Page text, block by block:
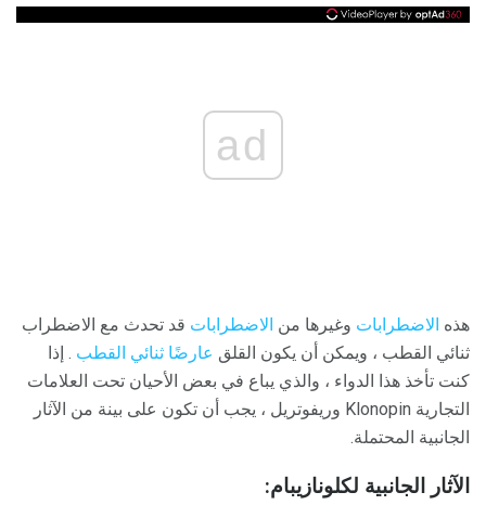
ad
هذه الاضطرابات وغيرها من الاضطرابات قد تحدث مع الاضطراب
ثنائي القطب ، ويمكن أن يكون القلق عارضًا ثنائي القطب . إذا
كنت تأخذ هذا الدواء ، والذي يباع في بعض الأحيان تحت العلامات
التجارية Klonopin وريفوتريل ، يجب أن تكون على بينة من الآثار
الجانبية المحتملة.
الآثار الجانبية لكلونازيبام: